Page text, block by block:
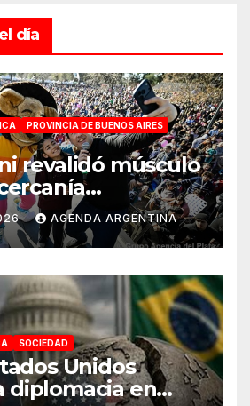
día
PROVINCIA DE BUENOS AIRES
revalidó músculo
junto a más de
el Día de la
Argentinas
AGENDA ARGENTINA
SOCIEDAD
Unidos
diplomacia en